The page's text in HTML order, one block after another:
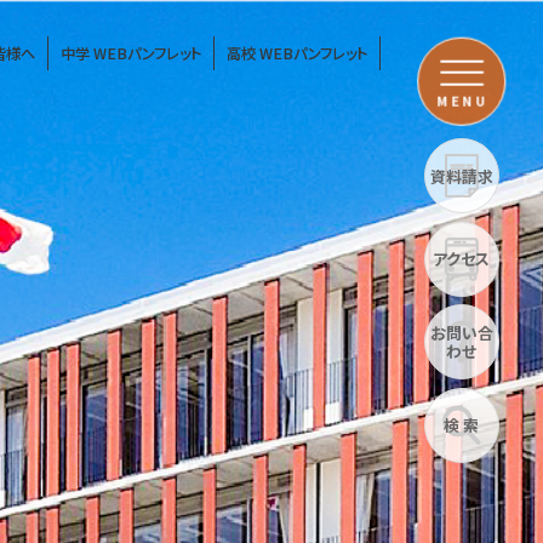
様へ 中学 WEBパンフレット 高校 WEBパンフレット
MENU
資料請求
アクセス
お問い合
わせ
検 索